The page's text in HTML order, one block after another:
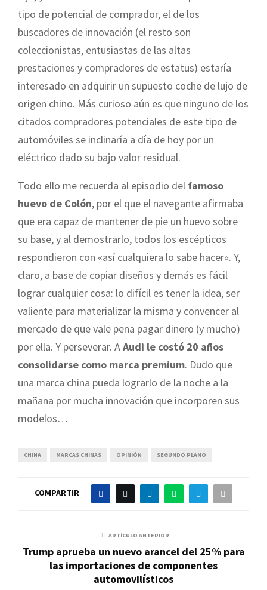
tipo de potencial de comprador, el de los
buscadores de innovación (el resto son
coleccionistas, entusiastas de las altas
prestaciones y compradores de estatus) estaría
interesado en adquirir un supuesto coche de lujo de
origen chino. Más curioso aún es que ninguno de los
citados compradores potenciales de este tipo de
automóviles se inclinaría a día de hoy por un
eléctrico dado su bajo valor residual.
Todo ello me recuerda al episodio del famoso
huevo de Colón, por el que el navegante afirmaba
que era capaz de mantener de pie un huevo sobre
su base, y al demostrarlo, todos los escépticos
respondieron con «así cualquiera lo sabe hacer». Y,
claro, a base de copiar diseños y demás es fácil
lograr cualquier cosa: lo difícil es tener la idea, ser
valiente para materializar la misma y convencer al
mercado de que vale pena pagar dinero (y mucho)
por ella. Y perseverar. AAudi le costó 20 años
consolidarse como marca premium. Dudo que
una marca china pueda lograrlo de la noche a la
mañana por mucha innovación que incorporen sus
modelos…
CHINA MARCAS CHINAS OPINIÓN SEGUNDO PLANO
COMPARTIR
ARTÍCULO ANTERIOR
Trump aprueba un nuevo arancel del 25% para
las importaciones de componentes
automovilísticos